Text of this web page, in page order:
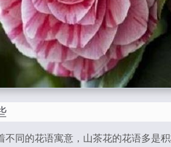
不同的花语寓意，山茶花的花语多是